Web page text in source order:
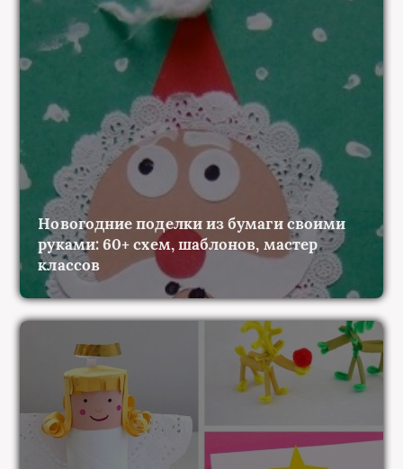
Новогодние поделки из бумаги своими
руками: 60+ схем, шаблонов, мастер
классов